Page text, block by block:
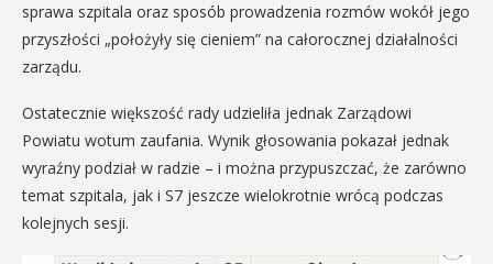
sprawa szpitala oraz sposób prowadzenia rozmów wokół jego
przyszłości „położyły się cieniem” na całorocznej działalności
zarządu.
Ostatecznie większość rady udzieliła jednak Zarządowi
Powiatu wotum zaufania. Wynik głosowania pokazał jednak
wyraźny podział w radzie – i można przypuszczać, że zarówno
temat szpitala, jak i S7 jeszcze wielokrotnie wrócą podczas
kolejnych sesji.